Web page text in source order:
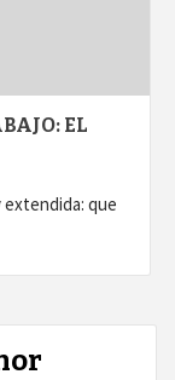
EL
extendida: que